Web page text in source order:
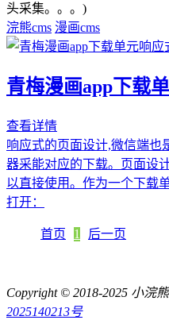
头采集。。。)
浣熊cms 漫画cms
青梅漫画app下载
查看详情
响应式的页面设计,微信端也
器采能对应的下载。页面设
以直接使用。作为一个下载
打开：
首页 1 后一页
Copyright © 2018-2025 小浣
2025140213号